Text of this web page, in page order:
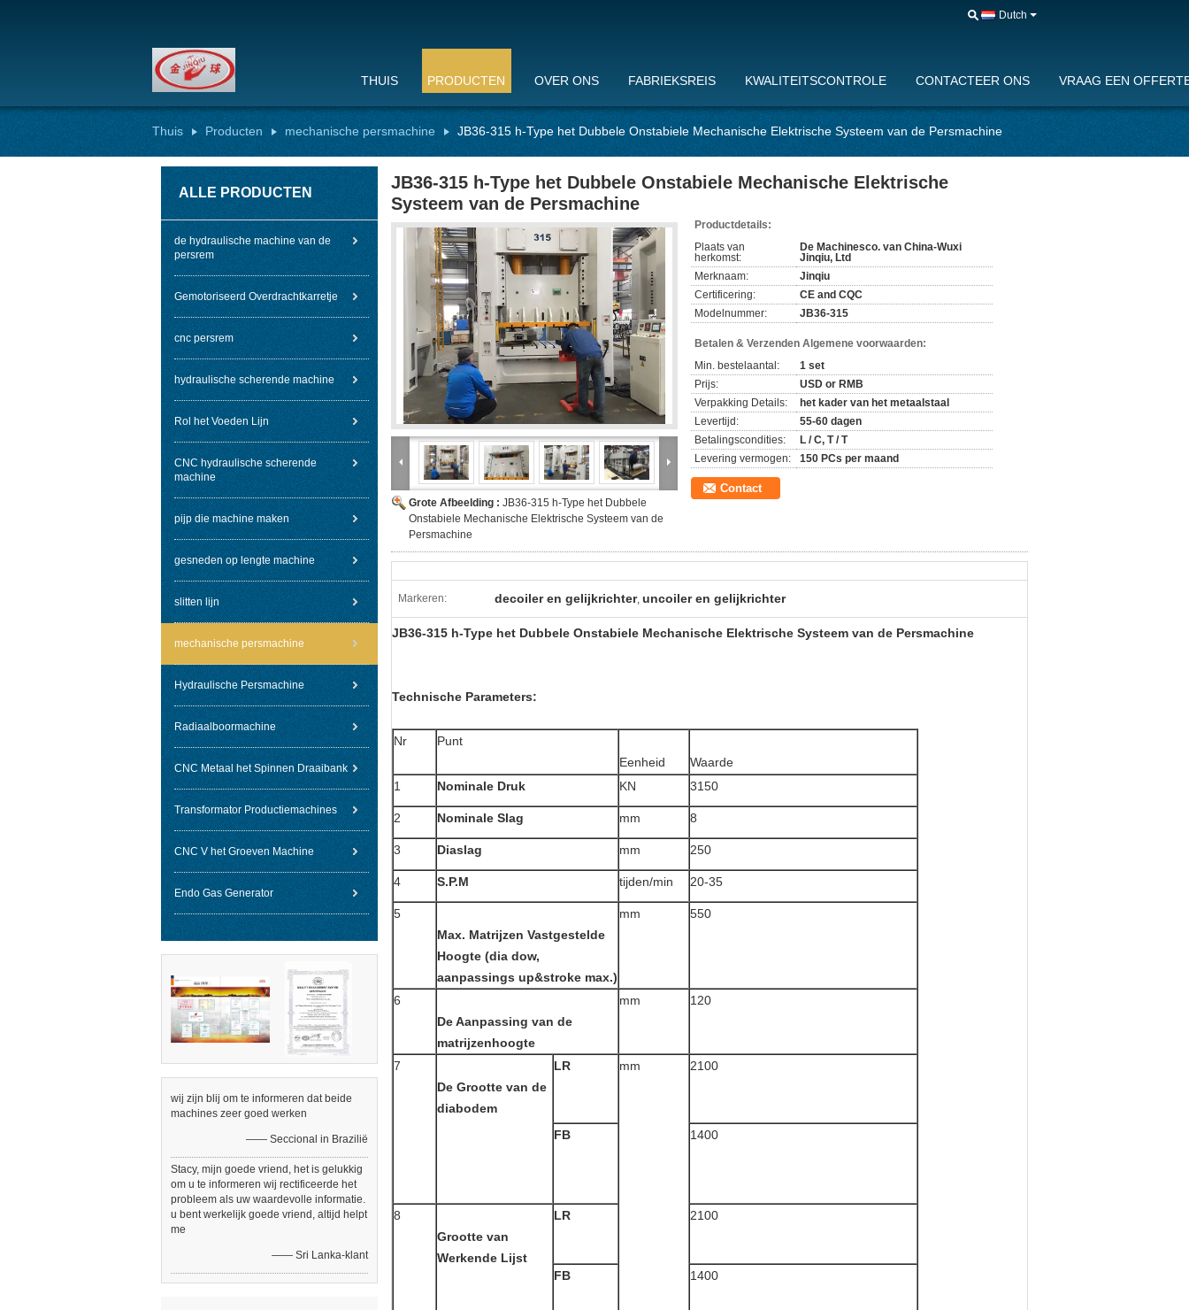
Dutch
THUIS PRODUCTEN OVER ONS FABRIEKSREIS KWALITEITSCONTROLE CONTACTEER ONS VRAAG EEN
Thuis Producten mechanische persmachine JB36-315 h-Type het Dubbele Onstabiele Mechanische Elektrische Systeem van de Persmachine
ALLE PRODUCTEN
de hydraulische machine van de
persrem
Gemotoriseerd Overdrachtkarretje
cnc persrem
hydraulische scherende machine
Rol het Voeden Lijn
CNC hydraulische scherende
machine
pijp die machine maken
gesneden op lengte machine
slitten lijn
mechanische persmachine
Hydraulische Persmachine
Radiaalboormachine
CNC Metaal het Spinnen Draaibank
Transformator Productiemachines
CNC V het Groeven Machine
Endo Gas Generator
wij zijn blij om te informeren dat beide
machines zeer goed werken
—— Seccional in Brazilië
Stacy, mijn goede vriend, het is gelukkig
om u te informeren wij rectificeerde het
probleem als uw waardevolle informatie.
u bent werkelijk goede vriend, altijd helpt
me
—— Sri Lanka-klant
JB36-315 h-Type het Dubbele Onstabiele Mechanische Elektrische
Systeem van de Persmachine
Grote Afbeelding : JB36-315 h-Type het Dubbele
Onstabiele Mechanische Elektrische Systeem van de
Persmachine
Productdetails:
Plaats van
herkomst:
De Machinesco. van China-Wuxi
Jinqiu, Ltd
Merknaam:
Jinqiu
Certificering:
CE and CQC
Modelnummer:
JB36-315
Betalen & Verzenden Algemene voorwaarden:
Min. bestelaantal:
1 set
Prijs:
USD or RMB
Verpakking Details:
het kader van het metaalstaal
Levertijd:
55-60 dagen
Betalingscondities:
L / C, T / T
Levering vermogen:
150 PCs per maand
Contact
Markeren: decoiler en gelijkrichter, uncoiler en gelijkrichter
JB36-315 h-Type het Dubbele Onstabiele Mechanische Elektrische Systeem van de Persmachine
Technische Parameters:
Nr
Punt
Eenheid
Waarde
1
Nominale Druk KN 3150
2 Nominale Slag mm 8
3 Diaslag mm 250
4 S.P.M tijden/min 20-35
5
Max. Matrijzen Vastgestelde
Hoogte (dia dow,
aanpassings up&stroke max.)
mm 550
6
De Aanpassing van de
matrijzenhoogte
mm 120
7
De Grootte van de
diabodem
LR mm 2100
FB 1400
8
Grootte van
Werkende Lijst
LR 2100
FB 1400